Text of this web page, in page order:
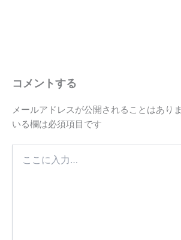
コメントする
メールアドレスが公開されることはありま
いる欄は必須項目です